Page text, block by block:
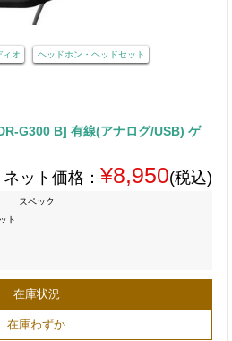
ィオ ヘッドホン・ヘッドセット
G300 B] 有線(アナログ/USB) ゲ
ネット価格： ¥8,950(税込)
スペック
ト
在庫状況
在庫わずか